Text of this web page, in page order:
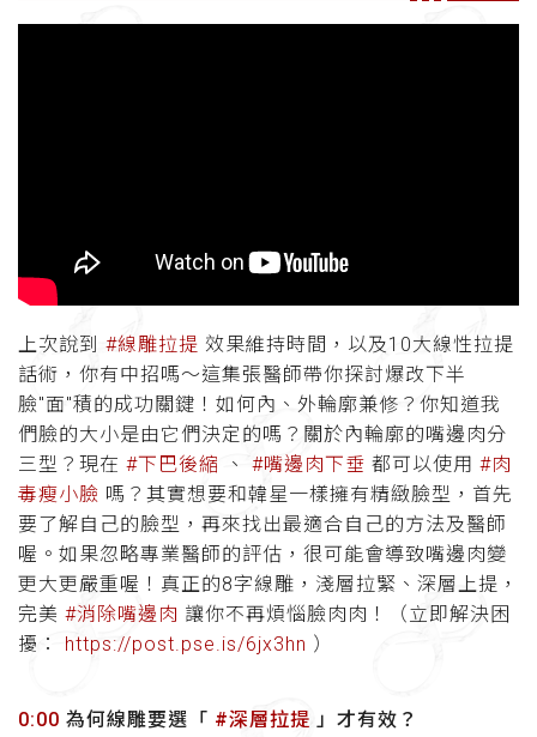
上次說到 #線雕拉提 效果維持時間，以及10大線性拉提
話術，你有中招嗎～這集張醫師帶你探討爆改下半
臉"面"積的成功關鍵！如何內、外輪廓兼修？你知道我
們臉的大小是由它們決定的嗎？關於內輪廓的嘴邊肉分
三型？現在 #下巴後縮 、 #嘴邊肉下垂 都可以使用 #肉
毒瘦小臉 嗎？其實想要和韓星一樣擁有精緻臉型，首先
要了解自己的臉型，再來找出最適合自己的方法及醫師
喔。如果忽略專業醫師的評估，很可能會導致嘴邊肉變
更大更嚴重喔！真正的8字線雕，淺層拉緊、深層上提，
完美 #消除嘴邊肉 讓你不再煩惱臉肉肉！（立即解決困
擾： https://post.pse.is/6jx3hn ）
0:00 為何線雕要選「 #深層拉提 」才有效？